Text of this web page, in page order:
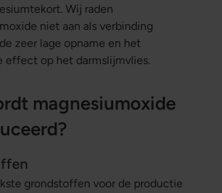
Wij raden
niet aan als verbinding
zeer lage opname en het
effect op het darmslijmvlies.
magnesiumoxide
grondstoffen voor de productie